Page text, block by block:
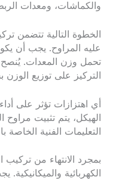
والكماشات، ومعدات
الخطوة التالية تتضمن
عليه المراوح. يجب أن
تحمل وزن المعدات.
التركيز على توزيع
أي اهتزازات تؤثر على
الهيكل، يتم تثبيت
التعليمات الفنية الخاصة
بمجرد الانتهاء من تركيب
الكهربائية والميكانيكية.